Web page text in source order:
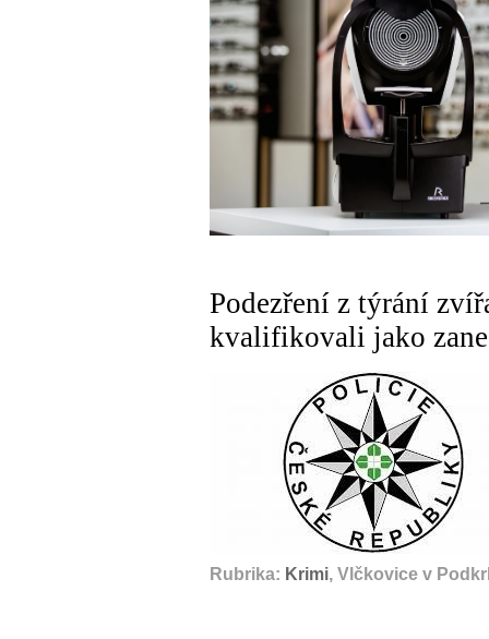
Podezření z týrání
kvalifikovali jako
Rubrika: Krimi, Vlčkovice v